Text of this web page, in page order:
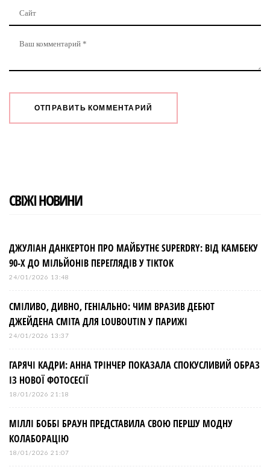
СВІЖІ НОВИНИ
ДЖУЛІАН ДАНКЕРТОН ПРО МАЙБУТНЄ SUPERDRY: ВІД КАМБЕКУ
90-Х ДО МІЛЬЙОНІВ ПЕРЕГЛЯДІВ У TIKTOK
24/01/2026 13:48
СМІЛИВО, ДИВНО, ГЕНІАЛЬНО: ЧИМ ВРАЗИВ ДЕБЮТ
ДЖЕЙДЕНА СМІТА ДЛЯ LOUBOUTIN У ПАРИЖІ
24/01/2026 13:37
ГАРЯЧІ КАДРИ: АННА ТРІНЧЕР ПОКАЗАЛА СПОКУСЛИВИЙ ОБРАЗ
ІЗ НОВОЇ ФОТОСЕСІЇ
18/01/2026 21:18
МІЛЛІ БОББІ БРАУН ПРЕДСТАВИЛА СВОЮ ПЕРШУ МОДНУ
КОЛАБОРАЦІЮ
18/01/2026 21:07